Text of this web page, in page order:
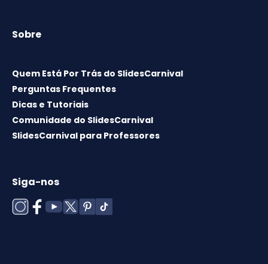
Sobre
Quem Está Por Trás do SlidesCarnival
Perguntas Frequentes
Dicas e Tutoriais
Comunidade do SlidesCarnival
SlidesCarnival para Professores
Siga-nos